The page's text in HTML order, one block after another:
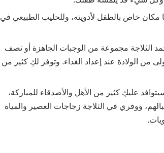
مكان خاص بالطفل لأدويته، وللحليب الطبيعي في
الثلاجة مجموعة من الوجبات الجاهزة أو نصف
من الولادة عند إعداد الغداء. وتوفر لكِ كثير من
عليكِ كثير من الأهل والأصدقاء للمباركة،
ووفري في الثلاجة زجاجات العصير والمياه